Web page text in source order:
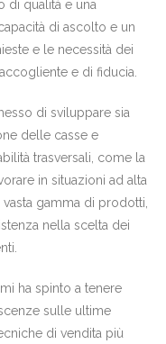
di qualità e una
di ascolto e un
e le necessità dei
e di fiducia.
di sviluppare sia
delle casse e
trasversali, come la
in situazioni ad alta
gamma di prodotti,
nella scelta dei
ha spinto a tenere
sulle ultime
di vendita più